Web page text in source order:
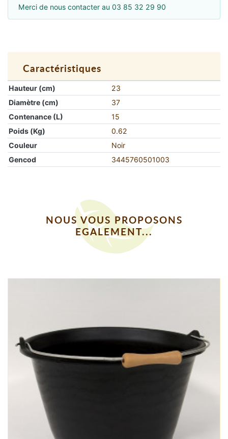
Merci de nous contacter au 03 85 32 29 90
Caractéristiques
Hauteur (cm)
23
Diamètre (cm)
37
Contenance (L)
15
Poids (Kg)
0.62
Couleur
Noir
Gencod
3445760501003
NOUS VOUS PROPOSONS
EGALEMENT...